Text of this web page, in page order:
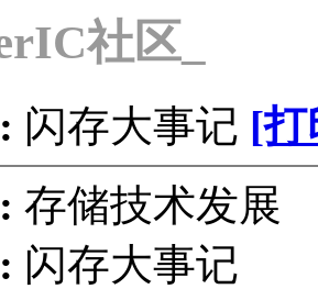
社区_
闪存大事记 [打
存储技术发
闪存大事记